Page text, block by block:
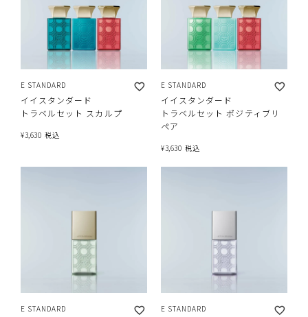
E STANDARD
イイスタンダード
トラベルセット スカルプ
¥3,630 税込
E STANDARD
イイスタンダード
トラベルセット ポジティブリ
ペア
¥3,630 税込
E STANDARD E STANDARD